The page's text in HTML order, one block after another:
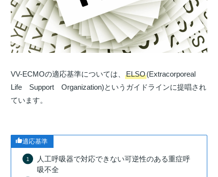
VV-ECMOの適応基準については、ELSO(Extracorporeal
Life Support Organization)というガイドラインに提唱され
ています。
適応基準
人工呼吸器で対応できない可逆性のある重症呼
吸不全